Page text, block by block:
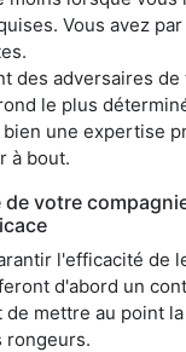
Vous avez
des adversaires
le plus
bien une expertise
à bout.
de votre
l'efficacité de
d'abord un
de mettre au point
rongeurs.